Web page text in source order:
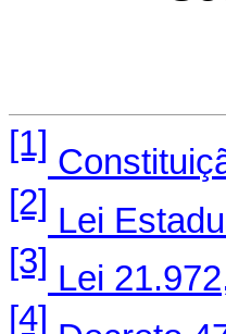
[1]
[2] Lei
[3] Lei
[4]